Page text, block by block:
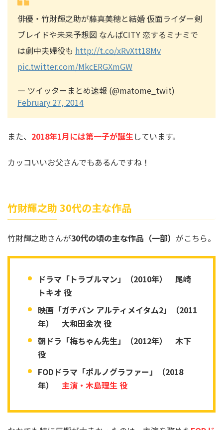
俳優・竹財輝之助が藤真美穂と結婚 仮面ライダー剣
ブレイドや未来予想図 なんばCITY 恋するミナミで
は劇中夫婦役も http://t.co/xRvXtt18Mv
pic.twitter.com/MkcERGXmGW
— ツイッターまとめ速報 (@matome_twit)
February 27, 2014
また、 2018年1月には第一子が誕生しています。
カッコいいお父さんでもあるんですね！
竹財輝之助 30代の主な作品
竹財輝之助さんが30代の頃の主な作品（一部） がこちら。
ドラマ「トラブルマン」（2010年） 尾崎
トキオ 役
映画「ガチバン アルティメイタム2」（2011
年） 大和田金次 役
朝ドラ「梅ちゃん先生」（2012年） 木下
役
FODドラマ「ポルノグラファー」（2018
年）
主演・木島理生 役